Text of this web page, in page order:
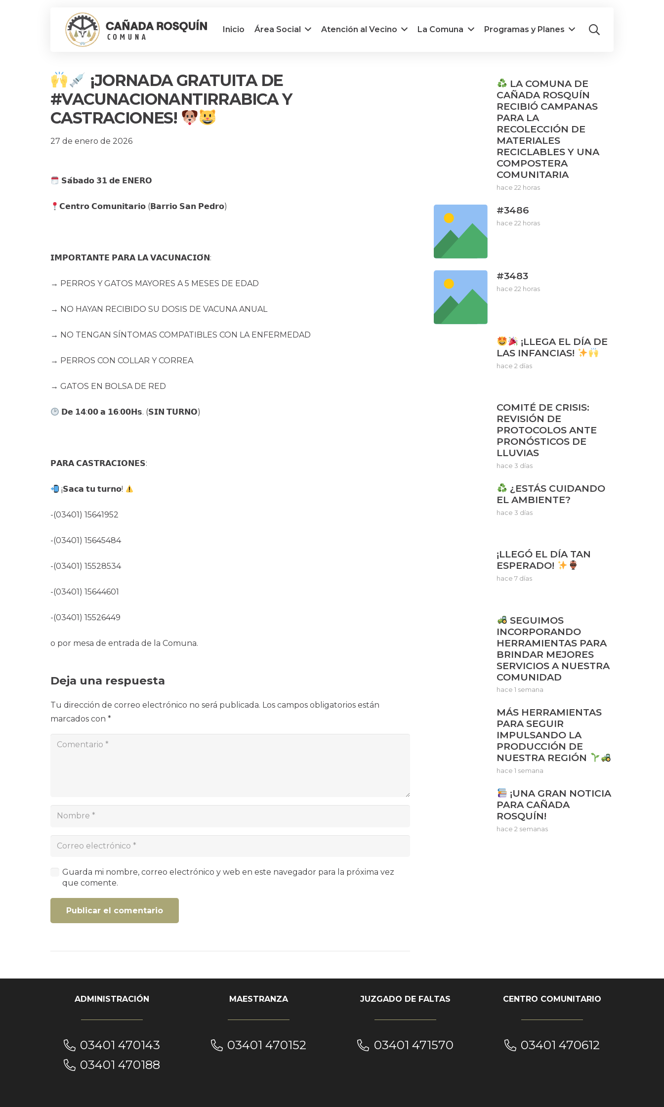
Inicio Área Social Atención al Vecino La Comuna Programas y Planes
¡JORNADA GRATUITA DE
#VACUNACIONANTIRRABICA Y
CASTRACIONES!
27 de enero de 2026
𝗦𝗮́𝗯𝗮𝗱𝗼 𝟯𝟭 𝗱𝗲 𝗘𝗡𝗘𝗥𝗢
𝗖𝗲𝗻𝘁𝗿𝗼 𝗖𝗼𝗺𝘂𝗻𝗶𝘁𝗮𝗿𝗶𝗼 (𝗕𝗮𝗿𝗿𝗶𝗼 𝗦𝗮𝗻 𝗣𝗲𝗱𝗿𝗼)
𝗜𝗠𝗣𝗢𝗥𝗧𝗔𝗡𝗧𝗘 𝗣𝗔𝗥𝗔 𝗟𝗔 𝗩𝗔𝗖𝗨𝗡𝗔𝗖𝗜𝗢́𝗡:
→ PERROS Y GATOS MAYORES A 5 MESES DE EDAD
→ NO HAYAN RECIBIDO SU DOSIS DE VACUNA ANUAL
→ NO TENGAN SÍNTOMAS COMPATIBLES CON LA ENFERMEDAD
→ PERROS CON COLLAR Y CORREA
→ GATOS EN BOLSA DE RED
𝗗𝗲 𝟭𝟰:𝟬𝟬 𝗮 𝟭𝟲:𝟬𝟬𝗛𝘀. (𝗦𝗜𝗡 𝗧𝗨𝗥𝗡𝗢)
𝗣𝗔𝗥𝗔 𝗖𝗔𝗦𝗧𝗥𝗔𝗖𝗜𝗢𝗡𝗘𝗦:
¡𝗦𝗮𝗰𝗮 𝘁𝘂 𝘁𝘂𝗿𝗻𝗼!
-(03401) 15641952
-(03401) 15645484
-(03401) 15528534
-(03401) 15644601
-(03401) 15526449
o por mesa de entrada de la Comuna.
Deja una respuesta
Tu dirección de correo electrónico no será publicada. Los campos obligatorios están
marcados con *
Guarda mi nombre, correo electrónico y web en este navegador para la próxima vez
que comente.
Publicar el comentario
LA COMUNA DE
CAÑADA ROSQUÍN
RECIBIÓ CAMPANAS
PARA LA
RECOLECCIÓN DE
MATERIALES
RECICLABLES Y UNA
COMPOSTERA
COMUNITARIA
hace 22 horas
#3486
hace 22 horas
#3483
hace 22 horas
¡LLEGA EL DÍA DE
LAS INFANCIAS!
hace 2 días
COMITÉ DE CRISIS:
REVISIÓN DE
PROTOCOLOS ANTE
PRONÓSTICOS DE
LLUVIAS
hace 3 días
¿ESTÁS CUIDANDO
EL AMBIENTE?
hace 3 días
¡LLEGÓ EL DÍA TAN
ESPERADO!
hace 7 días
SEGUIMOS
INCORPORANDO
HERRAMIENTAS PARA
BRINDAR MEJORES
SERVICIOS A NUESTRA
COMUNIDAD
hace 1 semana
MÁS HERRAMIENTAS
PARA SEGUIR
IMPULSANDO LA
PRODUCCIÓN DE
NUESTRA REGIÓN
hace 1 semana
¡UNA GRAN NOTICIA
PARA CAÑADA
ROSQUÍN!
hace 2 semanas
ADMINISTRACIÓN
03401 470143
03401 470188
MAESTRANZA
03401 470152
JUZGADO DE FALTAS
03401 471570
CENTRO COMUNITARIO
03401 470612